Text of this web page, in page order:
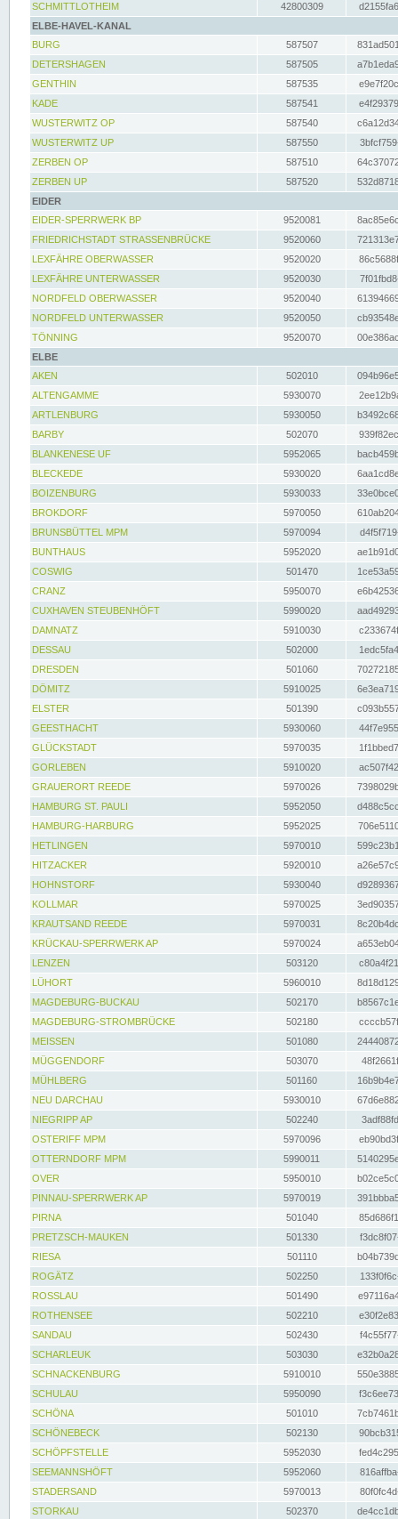
SCHMITTLOTHEIM
42800309
ELBE-HAVEL-KANAL
BURG
587507
DETERSHAGEN
587505
GENTHIN
587535
KADE
587541
WUSTERWITZ OP
587540
WUSTERWITZ UP
587550
ZERBEN OP
587510
ZERBEN UP
587520
EIDER
EIDER-SPERRWERK BP
9520081
FRIEDRICHSTADT STRASSENBRÜCKE
9520060
LEXFÄHRE OBERWASSER
9520020
LEXFÄHRE UNTERWASSER
9520030
NORDFELD OBERWASSER
9520040
NORDFELD UNTERWASSER
9520050
TÖNNING
9520070
ELBE
AKEN
502010
ALTENGAMME
5930070
ARTLENBURG
5930050
BARBY
502070
BLANKENESE UF
5952065
BLECKEDE
5930020
BOIZENBURG
5930033
BROKDORF
5970050
BRUNSBÜTTEL MPM
5970094
BUNTHAUS
5952020
COSWIG
501470
CRANZ
5950070
CUXHAVEN STEUBENHÖFT
5990020
DAMNATZ
5910030
DESSAU
502000
DRESDEN
501060
DÖMITZ
5910025
ELSTER
501390
GEESTHACHT
5930060
GLÜCKSTADT
5970035
GORLEBEN
5910020
GRAUERORT REEDE
5970026
HAMBURG ST. PAULI
5952050
HAMBURG-HARBURG
5952025
HETLINGEN
5970010
HITZACKER
5920010
HOHNSTORF
5930040
KOLLMAR
5970025
KRAUTSAND REEDE
5970031
KRÜCKAU-SPERRWERK AP
5970024
LENZEN
503120
LÜHORT
5960010
MAGDEBURG-BUCKAU
502170
MAGDEBURG-STROMBRÜCKE
502180
MEISSEN
501080
MÜGGENDORF
503070
MÜHLBERG
501160
NEU DARCHAU
5930010
NIEGRIPP AP
502240
OSTERIFF MPM
5970096
OTTERNDORF MPM
5990011
OVER
5950010
PINNAU-SPERRWERK AP
5970019
PIRNA
501040
PRETZSCH-MAUKEN
501330
RIESA
501110
ROGÄTZ
502250
ROSSLAU
501490
ROTHENSEE
502210
SANDAU
502430
SCHARLEUK
503030
SCHNACKENBURG
5910010
SCHULAU
5950090
SCHÖNA
501010
SCHÖNEBECK
502130
SCHÖPFSTELLE
5952030
SEEMANNSHÖFT
5952060
STADERSAND
5970013
STORKAU
502370